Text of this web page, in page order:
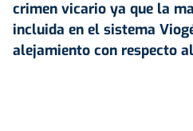
crimen vicario ya que la
incluida en el sistema
alejamiento con respecto